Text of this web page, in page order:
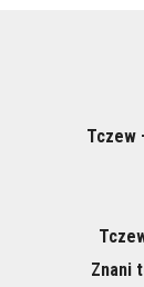
Tczew
Znani